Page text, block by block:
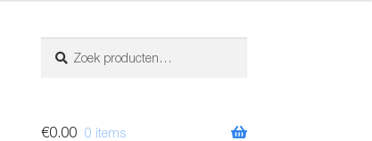
naar:
€0.00 0 items